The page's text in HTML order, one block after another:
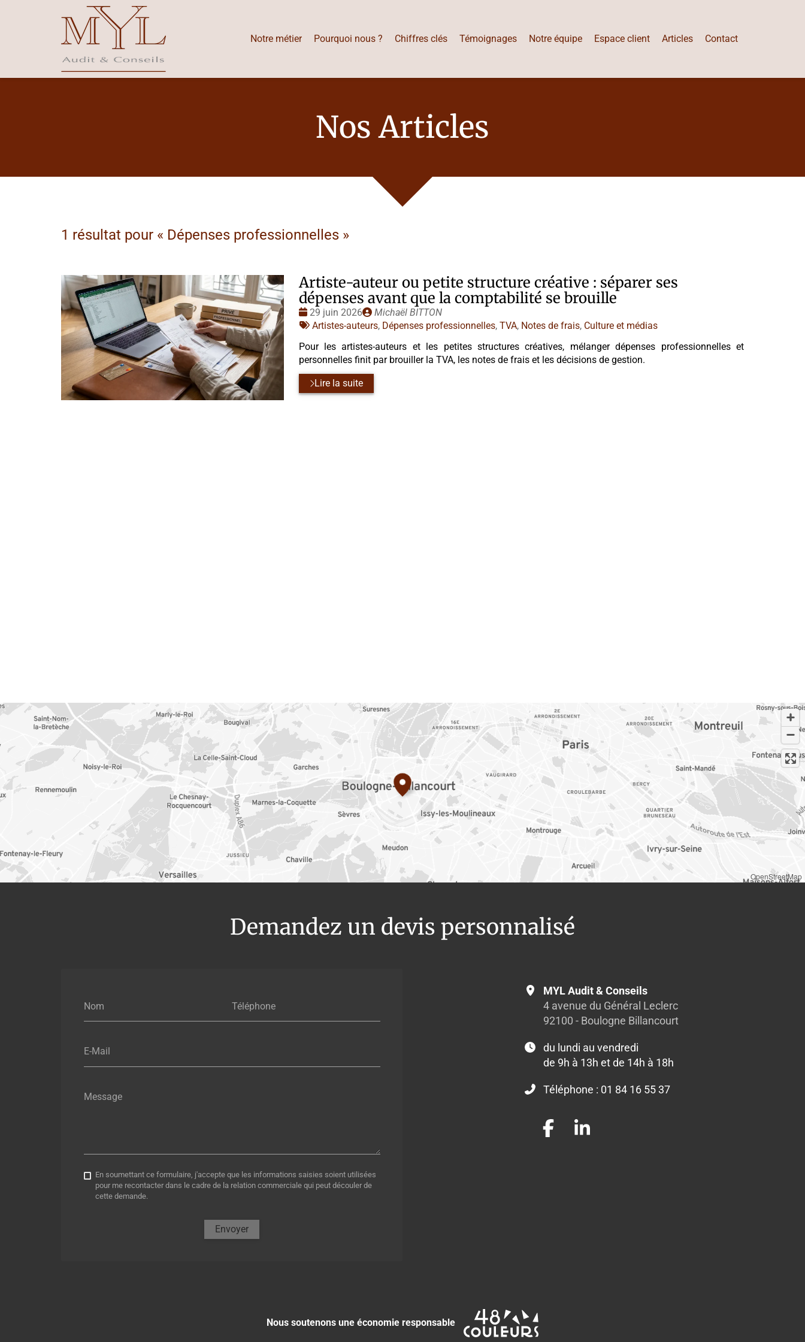
Notre métier Pourquoi nous ? Chiffres clés Témoignages Notre équipe Espace client Articles Contact
Nos Articles
1 résultat pour « Dépenses professionnelles »
Artiste-auteur ou petite structure créative : séparer ses
dépenses avant que la comptabilité se brouille
Date
:
29 juin 2026
Publié
par
Michaël BITTON
Tags
Artistes-auteurs, Dépenses professionnelles, TVA, Notes de frais, Culture et médias
Pour les artistes-auteurs et les petites structures créatives, mélanger dépenses professionnelles et
personnelles finit par brouiller la TVA, les notes de frais et les décisions de gestion.
Lire la suite
OpenStreetMap
Demandez un devis personnalisé
Nom Téléphone
E-Mail
Message
En soumettant ce formulaire, j'accepte que les informations saisies soient utilisées
pour me recontacter dans le cadre de la relation commerciale qui peut découler de
cette demande.
Envoyer
MYL Audit & Conseils
4 avenue du Général Leclerc
92100 - Boulogne Billancourt
du lundi au vendredi
de 9h à 13h et de 14h à 18h
Téléphone : 01 84 16 55 37
Nous soutenons une économie responsable